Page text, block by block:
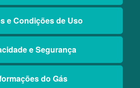
e Condições de Uso
e Segurança
do Gás